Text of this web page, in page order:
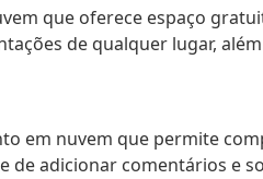
que oferece espaço
de qualquer lugar,
em nuvem que permite
de adicionar comentários e